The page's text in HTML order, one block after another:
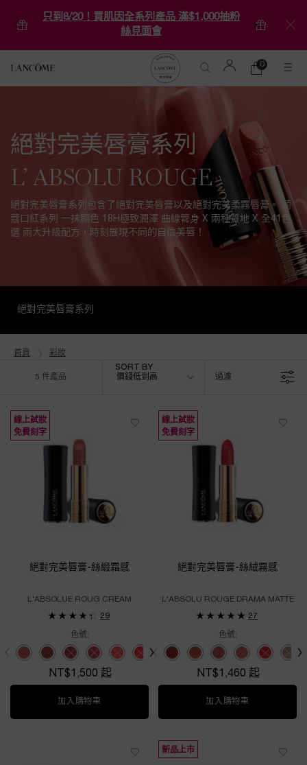
只到8/20！買肌因全系列產品 滿$1,000抽粉
絲見面會
購
物
0
0 product in
絕對完美唇膏系列
L’ ABSOLU ROUGE
絕對完美唇膏系列包含了絕對完美唇膏以及絕對完美柔霧唇膏。 蘭
蔻口紅系列 一抹顯色 18H極致潤澤 曲線管身 X 兩種質地 X 全41色
選 兩大升級配方，時刻展現不同的自信美唇！
絕對完美唇膏系列
首頁 彩妝
5 件產品
Sort by
價錢低到高
SORT BY
過濾
FILTER MENU
線上試妝
免費刻字
絕對完美唇膏-絲緞霜感
L'ABSOLUE ROUG CREAM
29
色號:
Select a colour
for 絕對完美唇膏-絲緞霜感
Selected
264 color for 絕對完美唇膏-絲緞霜感, 1 of 12
Selected
274 color for 絕對完美唇膏-絲緞霜感, 2 of 12
Selected
The product variation is out of stock, 180 color for 絕對完美唇
Selected
The product variation is out of stock, 125 color for 絕對
Selected
The product variation is out of stock, 120 color for
Selected
The product variation is out of stock, 199
Selected
The product variation is out of stock,
Selected
The product variation is out of
Selected
The product variation is
Selected
The product
Selected
The product
The
NT$1,500 起
加入購物車
線上試妝
免費刻字
絕對完美唇膏-絲絨霧感
L'ABSOLU ROUGE DRAMA MATTE
27
色號:
Select a colour
for 絕對完美唇膏-絲絨
Selected
新色#296 color for 絕對完美唇膏-絲
Selected
新色#277 color for 絕對完美
Selected
新色#316 color for 絕
Selected
新色#217 color
Selected
The The
NT$1,460 起
加入購物車
新品上市